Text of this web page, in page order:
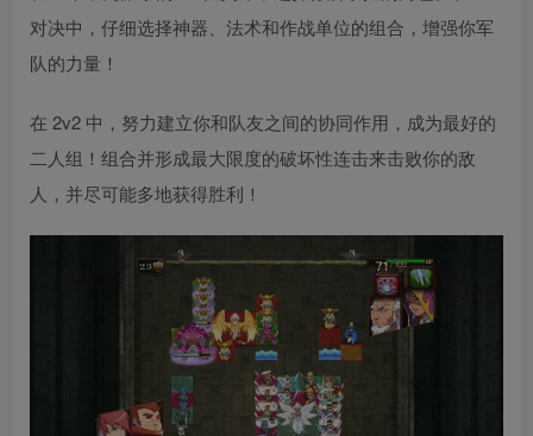
对决中，仔细选择神器、法术和作战单位的组合，增强你军
队的力量！
在 2v2 中，努力建立你和队友之间的协同作用，成为最好的
二人组！组合并形成最大限度的破坏性连击来击败你的敌
人，并尽可能多地获得胜利！